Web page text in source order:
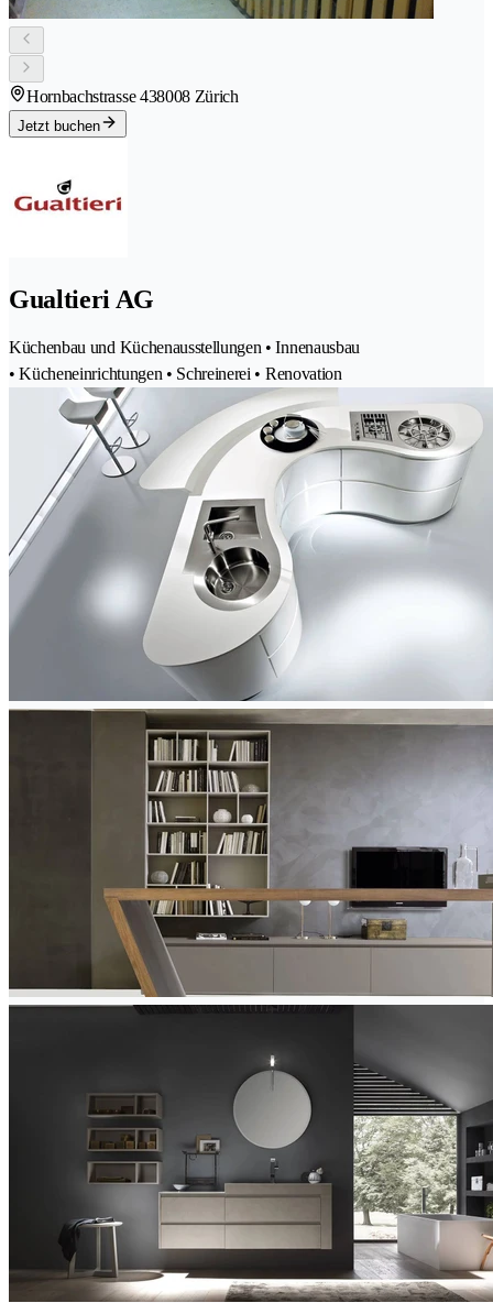
Hornbachstrasse 438008 Zürich
Jetzt buchen
Gualtieri AG
Küchenbau und Küchenausstellungen • Innenausbau
• Kücheneinrichtungen • Schreinerei • Renovation